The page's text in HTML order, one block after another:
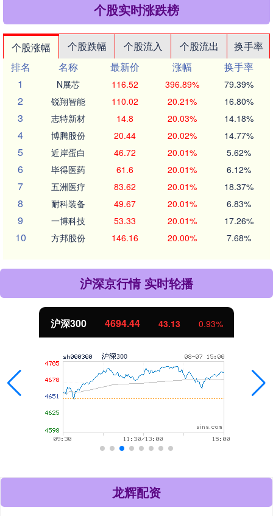
个股实时涨跌榜
个股涨幅 个股跌幅 个股流入 个股流出
换手率
排名
名称 最新价 涨幅
换手率
1
N展芯 116.52 396.89% 79.39%
2 锐翔智能 110.02 20.21% 16.80%
3 志特新材 14.8 20.03% 14.18%
4 博腾股份 20.44 20.02% 14.77%
5 近岸蛋白 46.72 20.01% 5.62%
6 毕得医药 61.6 20.01% 6.12%
7 五洲医疗 83.62 20.01% 18.37%
8 耐科装备 49.67 20.01% 6.83%
9 一博科技 53.33 20.01% 17.26%
10 方邦股份 146.16 20.00% 7.68%
沪深京行情 实时轮播
沪深300 4694.44 43.13 0.93%
龙辉配资